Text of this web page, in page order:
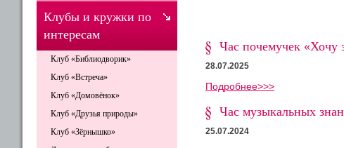
Час почемучек «Хочу
28.07.2025
Подробнее>>>
Час музыкальных
25.07.2024
Клубы и кружки по
интересам
Клуб «Библиодворик»
Клуб «Встреча»
Клуб «Домовёнок»
Клуб «Друзья природы»
Клуб «Зёрнышко»